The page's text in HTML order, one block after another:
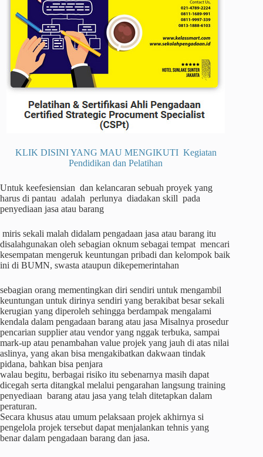
KLIK DISINI YANG MAU MENGIKUTI Kegiatan
Pendidikan dan Pelatihan
Untuk keefesiensian dan kelancaran sebuah proyek yang
harus di pantau adalah perlunya diadakan skill pada
penyediaan jasa atau barang
miris sekali malah didalam pengadaan jasa atau barang itu
disalahgunakan oleh sebagian oknum sebagai tempat mencari
kesempatan mengeruk keuntungan pribadi dan kelompok baik
ini di BUMN, swasta ataupun dikepemerintahan
sebagian orang mementingkan diri sendiri untuk mengambil
keuntungan untuk dirinya sendiri yang berakibat besar sekali
kerugian yang diperoleh sehingga berdampak mengalami
kendala dalam pengadaan barang atau jasa Misalnya prosedur
pencarian supplier atau vendor yang nggak terbuka, sampai
mark-up atau penambahan value projek yang jauh di atas nilai
aslinya, yang akan bisa mengakibatkan dakwaan tindak
pidana, bahkan bisa penjara
walau begitu, berbagai risiko itu sebenarnya masih dapat
dicegah serta ditangkal melalui pengarahan langsung training
penyediaan barang atau jasa yang telah ditetapkan dalam
peraturan.
Secara khusus atau umum pelaksaan projek akhirnya si
pengelola projek tersebut dapat menjalankan tehnis yang
benar dalam pengadaan barang dan jasa.